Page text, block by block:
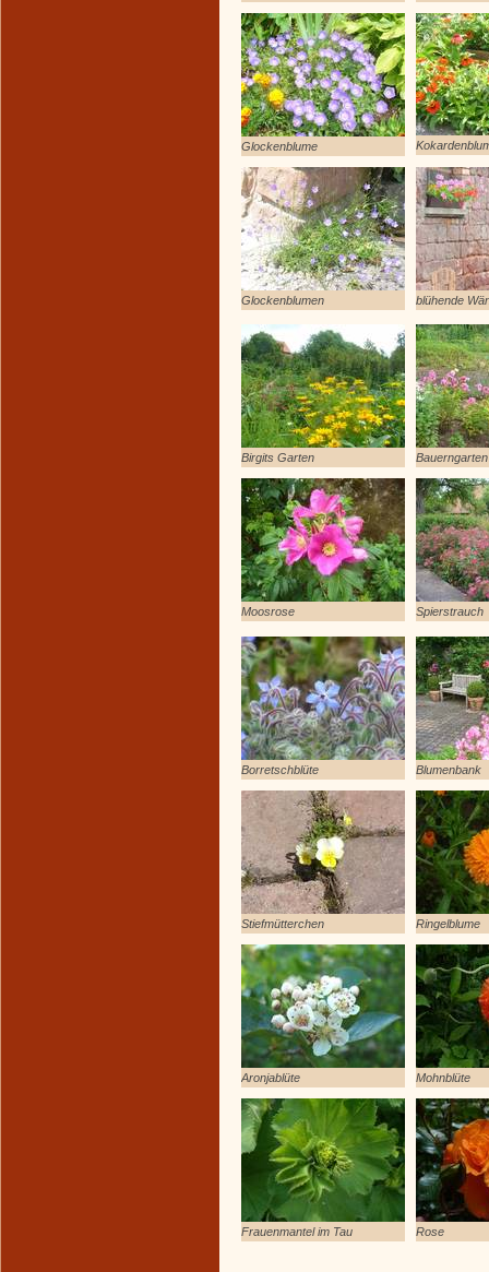
Glockenblume
Glockenblumen blühende
Birgits Garten Bauerngarten
Moosrose Spierstrauch
Borretschblüte Blumenbank
Stiefmütterchen Ringelblume
Aronjablüte Mohnblüte
Frauenmantel im Tau Rose